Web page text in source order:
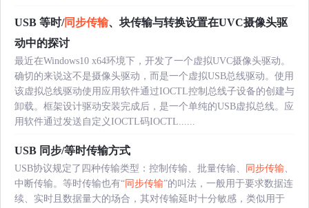
USB 等时/同步传输、块传输与转换设置在UVC摄像头驱
动中的探讨
最近在Windows10 x64环境下，开发了一个虚拟UVC摄像头驱动。
确切的来说这不是摄像头驱动，而是一个虚拟USB总线驱动。使用
该虚拟总线驱动使用应用软件通过IOCTL控制总线子设备的创建与
卸载。框架设计驱动安装完成后，是一个单纯的USB虚拟总线。应
用软件通过发送自定义IOCTL码IOCTL......
USB 同步/等时传输方式
USB协议规定了四种传输类型：控制传输、批量传输、 同步传输、
中断传输。等时传输也有“ 同步传输”的叫法，一般用于要求数据连
续、实时且数据量大的场合，其对传输延时十分敏感，类似用于